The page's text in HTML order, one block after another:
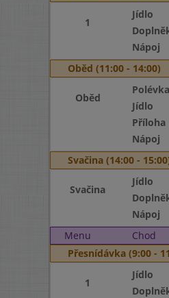
1
Jídlo
Nápoj
Oběd (11:00 - 14:00)
Oběd
Polévka
Jídlo
Příloha
Nápoj
Svačina (14:00 -
Svačina
Jídlo
Nápoj
Menu
Chod
Přesnídávka (9:00 -
1
Jídlo